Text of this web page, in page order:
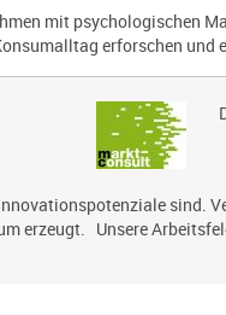
mit psy­cho­lo­gi­schen
erfor­schen und
sind.
erzeugt. Unsere